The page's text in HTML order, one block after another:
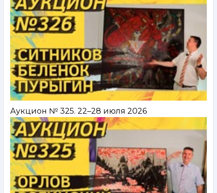
Аукцион № 325. 22–28 июля 2026